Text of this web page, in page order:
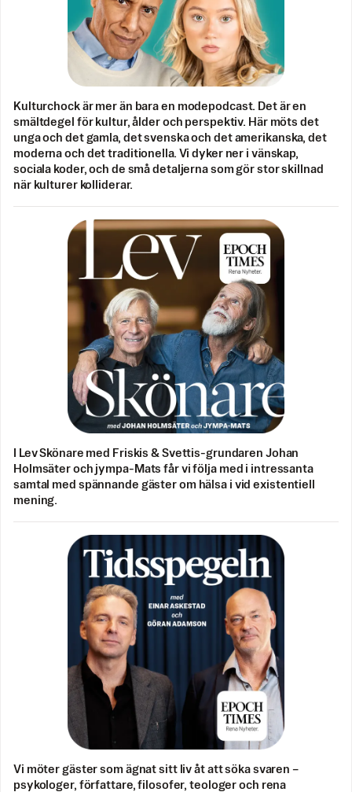
Kulturchock är mer än bara en modepodcast. Det är en
smältdegel för kultur, ålder och perspektiv. Här möts det
unga och det gamla, det svenska och det amerikanska, det
moderna och det traditionella. Vi dyker ner i vänskap,
sociala koder, och de små detaljerna som gör stor skillnad
när kulturer kolliderar.
I Lev Skönare med Friskis & Svettis-grundaren Johan
Holmsäter och jympa-Mats får vi följa med i intressanta
samtal med spännande gäster om hälsa i vid existentiell
mening.
Vi möter gäster som ägnat sitt liv åt att söka svaren –
psykologer, författare, filosofer, teologer och rena